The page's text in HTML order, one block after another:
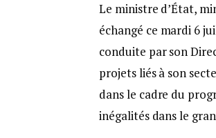
Le ministre d’État,
échangé ce mardi 6
conduite par son
projets liés à son
dans le cadre du
inégalités dans le